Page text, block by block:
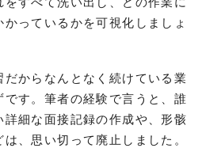
っているかを可視化しましょ
だからなんとなく続けている業
です。筆者の経験で言うと、誰
詳細な面接記録の作成や、形骸
、思い切って廃止しました。